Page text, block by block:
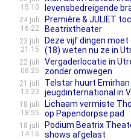
15:10
levensbedreigende
24 juli
16:22
Première & JULIET
Beatrixtheater
23 juli
21:15
Deze vijf dingen
(18) weten nu ze in
22 juli
08:25
Vergaderlocatie in
zonder omwegen
21 juli
13:23
Telstar huurt
jeugdinternational in
18 juli
18:55
Lichaam vermiste
op Papendorpse pad
18 juli
14:16
Podium Beatrix
shows afgelast